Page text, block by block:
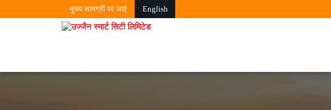
मुख्‍य सामग्री पर जाएं English